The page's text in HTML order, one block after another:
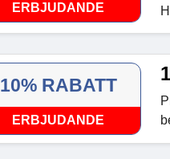
ERBJUDANDE
10% RABATT
ERBJUDANDE